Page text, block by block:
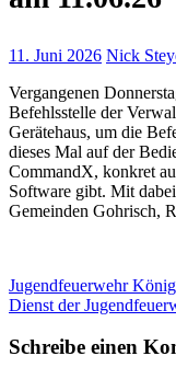
11. Juni 2026 Nick
Vergangenen
Befehlsstelle der
Gerätehaus, um die
dieses Mal auf der
CommandX, konkret
Software gibt. Mit
Gemeinden Gohrisch,
Vorheriger
Beitrag:
Jugendfeuerwehr
Nächster
Dienst der
Schreibe einen